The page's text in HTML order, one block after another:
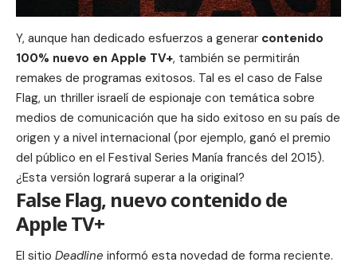
Y, aunque han dedicado esfuerzos a generar contenido
100% nuevo en Apple TV+, también se permitirán
remakes de programas exitosos. Tal es el caso de False
Flag, un thriller israelí de espionaje con temática sobre
medios de comunicación que ha sido exitoso en su país de
origen y a nivel internacional (por ejemplo, ganó el premio
del público en el Festival Series Manía francés del 2015).
¿Esta versión logrará superar a la original?
False Flag, nuevo contenido de
Apple TV+
El sitio Deadline informó esta novedad de forma reciente.